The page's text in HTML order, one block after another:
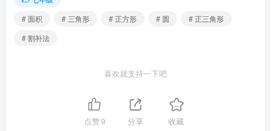
# 面积
# 三角形 # 正方形 # 圆
# 正三角形
# 割补法
喜欢就支持一下吧
点赞9 分享 收藏